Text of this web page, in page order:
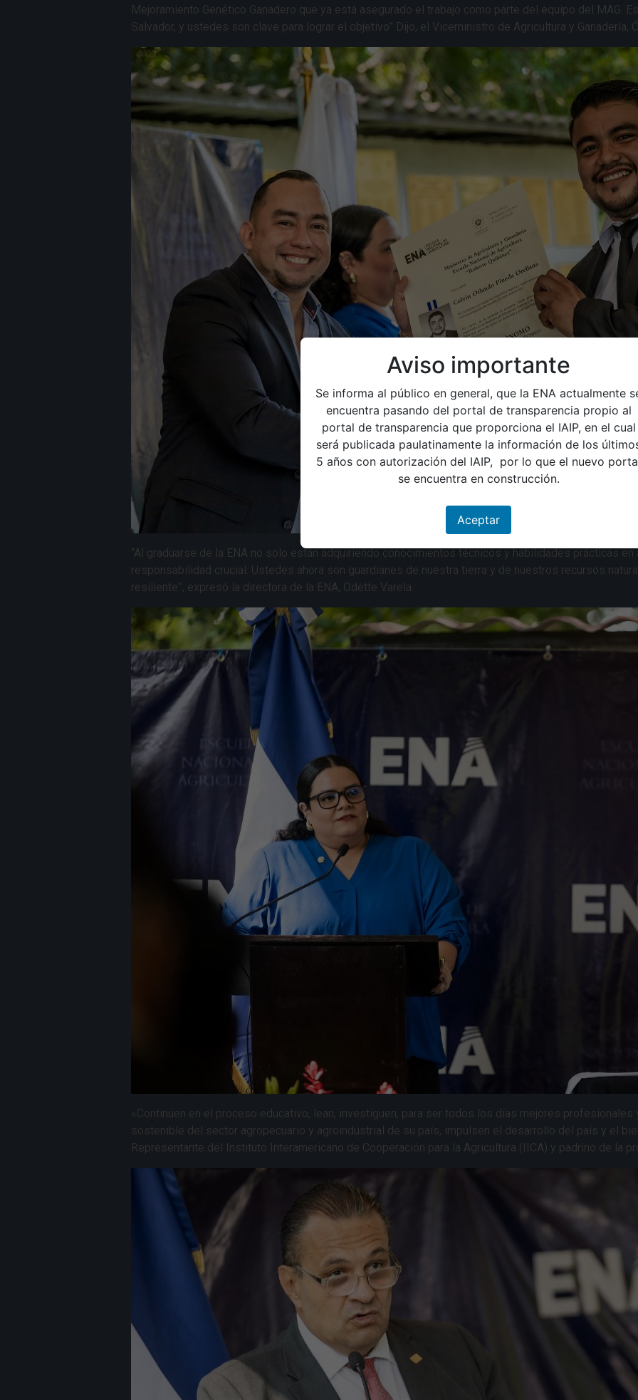
Aviso importante
Se informa al público en general, que la ENA actualmente
encuentra pasando del portal de transparencia propio al
portal de transparencia que proporciona el IAIP, en el cual
será publicada paulatinamente la información de los
5 años con autorización del IAIP, por lo que el nuevo
se encuentra en construcción.
Aceptar
Mejoramiento Genético Ganadero que ya está asegurado el trabajo como parte del equipo del MAG.
Salvador, y ustedes son clave para lograr el objetivo” Dijo, el Viceministro de Agricultura y Ganadería,
“Al graduarse de la ENA no solo están adquiriendo conocimientos técnicos y habilidades prácticas
responsabilidad crucial. Ustedes ahora son guardianes de nuestra tierra y de nuestros recursos
resiliente”, expresó la directora de la ENA, Odette Varela.
«Continúen en el proceso educativo, lean, investiguen, para ser todos los días mejores
sostenible del sector agropecuario y agroindustrial de su país, impulsen el desarrollo del país y el
Representante del Instituto Interamericano de Cooperación para la Agricultura (IICA) y padrino de la